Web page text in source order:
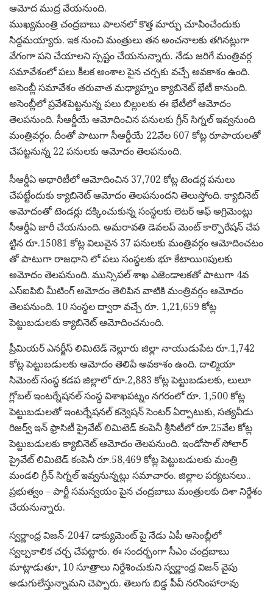
ఆమోద ముద్ర వేయనుంది.
ముఖ్యమంత్రి చంద్రబాబు పాలనలో కొత్త మార్పు చూపించేందుకు
సిద్దమయ్యారు. ఇక నుంచి మంత్రులు తన అంచనాలకు తగినట్లుగా
వేగంగా పని చేయాలని స్పష్టం చేయనున్నారు. నేడు జరిగే మంత్రివర్గ
సమావేశంలో పలు కీలక అంశాల పైన చర్చకు వచ్చే అవకాశం ఉంది.
అసెంబ్లీ సమావేశం తరువాత మధ్యాహ్నం క్యాబినెట్ భేటీ కానుంది.
అసెంబ్లీలో ప్రవేశపెట్టనున్న పలు బిల్లులకు ఈ భేటీలో ఆమోదం
తెలపనుంది. సీఆర్డీయే ఆమోదించిన పనులకు గ్రీన్ సిగ్నల్ ఇవ్వనుంది
మంత్రివర్గం. దీంతో పాటుగా సీఆర్డీయే 22వేల 607 కోట్ల రూపాయలతో
చేపట్టనున్న 22 పనులకు ఆమోదం తెలపనుంది.
సీఆర్డీఏ అథారిటీలో ఆమోదించిన 37,702 కోట్ల టెండర్ల పనులు
చేపట్టేందుకు క్యాబినెట్ ఆమోదం తెలపనుందని తెలుస్తోంది. క్యాబినెట్
అమోదంతో టెండర్లు దక్కించుకున్న సంస్థలకు లెటర్ ఆఫ్ అగ్రిమెంట్లు
సీఆర్డీఏ జారీ చేయనుంది. అమరావతి డెవలప్ మెంట్ కార్పొరేషన్ చేప
ట్టిన రూ.15081 కోట్ల విలువైన 37 పనులకు మంత్రివర్గం ఆమోదించటం
తో పాటుగా రాజధాని లో పలు సంస్థలకు భూ కేటాయిoపులకు
అమోదం తెలపనుంది. మున్సిపల్ శాఖ ఎజెండాలకతో పాటుగా 4వ
ఎస్ఐపిబి మీటింగ్ అమోదం తెలిపిన వాటికి మంత్రివర్గం ఆమోదం
తెలపనుంది. 10 సంస్థల ద్వారా వచ్చే రూ. 1,21,659 కోట్ల
పెట్టుబడులకు క్యాబినెట్ ఆమోదించనుంది.
ప్రీమియర్ ఎనర్జీస్ లిమిటెడ్ నెల్లూరు జిల్లా నాయుడుపేట రూ.1,742
కోట్ల పెట్టుబడులకు ఆమోదం తెలిపే అవకాశం ఉంది. దాల్మియా
సిమెంట్ సంస్థ కడప జిల్లాలో రూ.2,883 కోట్ల పెట్టుబడులకు, లులూ
గ్లోబల్ ఇంటర్నేషనల్ సంస్థ విశాఖపట్నం నగరంలో రూ. 1,500 కోట్ల
పెట్టుబడులతో ఇంటర్నేషనల్ కన్వెషన్ సెంటర్ ఏర్పాటుకు, సత్యవీడు
రిజర్వ్ ఇన్ ఫ్రాసిటీ ప్రైవేట్ లిమిటెడ్ కంపెనీ శ్రీసిటీలో రూ.25వేల కోట్ల
పెట్టుబడులకు క్యాబినెట్ ఆమోదం తెలపనుంది. ఇండోసాల్ సోలార్
ప్రైవేట్ లిమిటెడ్ కంపెనీ రూ.58,469 కోట్ల పెట్టుబడులకు మంత్రి
మండలి గ్రీన్ సిగ్నల్ ఇవ్వనున్నట్లు సమాచారం. జిల్లాల పర్యటనలు..
ప్రభుత్వం – పార్టీ సమన్వయం పైన చంద్రబాబు మంత్రులకు దిశా నిర్దేశం
చేయనున్నారు.
స్వర్ణాంధ్ర విజన్-2047 డాక్యుమెంట్ పై నేడు ఏపీ అసెంబ్లీలో
స్వల్పకాలిక చర్చ చేపట్టారు. ఈ సందర్భంగా సీఎం చంద్రబాబు
మాట్లాడుతూ, 10 సూత్రాలు నిర్దేశించుకుని స్వర్ణాంధ్ర విజన్ వైపు
అడుగులేస్తున్నామని చెప్పారు. తెలుగు బిడ్డ పీవీ నరసింహారావు